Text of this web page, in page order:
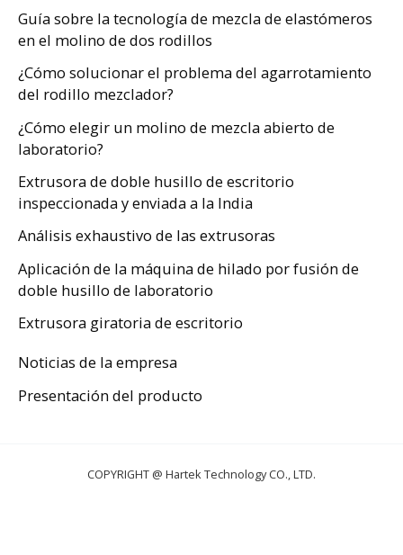
Guía sobre la tecnología de mezcla de elastómeros
en el molino de dos rodillos
¿Cómo solucionar el problema del agarrotamiento
del rodillo mezclador?
¿Cómo elegir un molino de mezcla abierto de
laboratorio?
Extrusora de doble husillo de escritorio
inspeccionada y enviada a la India
Análisis exhaustivo de las extrusoras
Aplicación de la máquina de hilado por fusión de
doble husillo de laboratorio
Extrusora giratoria de escritorio
Noticias de la empresa
Presentación del producto
COPYRIGHT @ Hartek Technology CO., LTD.